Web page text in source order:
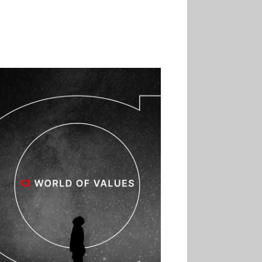
réduire sa consommation
01.07
Aldi Studio lance sa
première collection capsule
inspirée de ses codes
visuels
01.07
Cafom annonce
des résultats semestriels en
hausse, portés par le e-
commerce